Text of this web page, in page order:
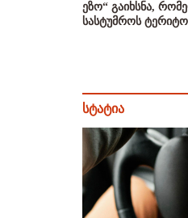
ეზო“ გაიხსნა,
სასტუმროს
სტატია